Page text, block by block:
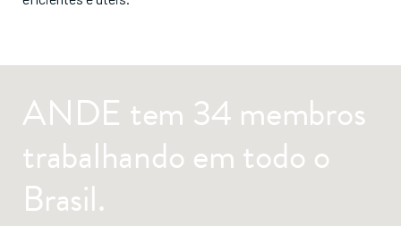
ANDE tem 34 membros
trabalhando em todo o
Brasil.